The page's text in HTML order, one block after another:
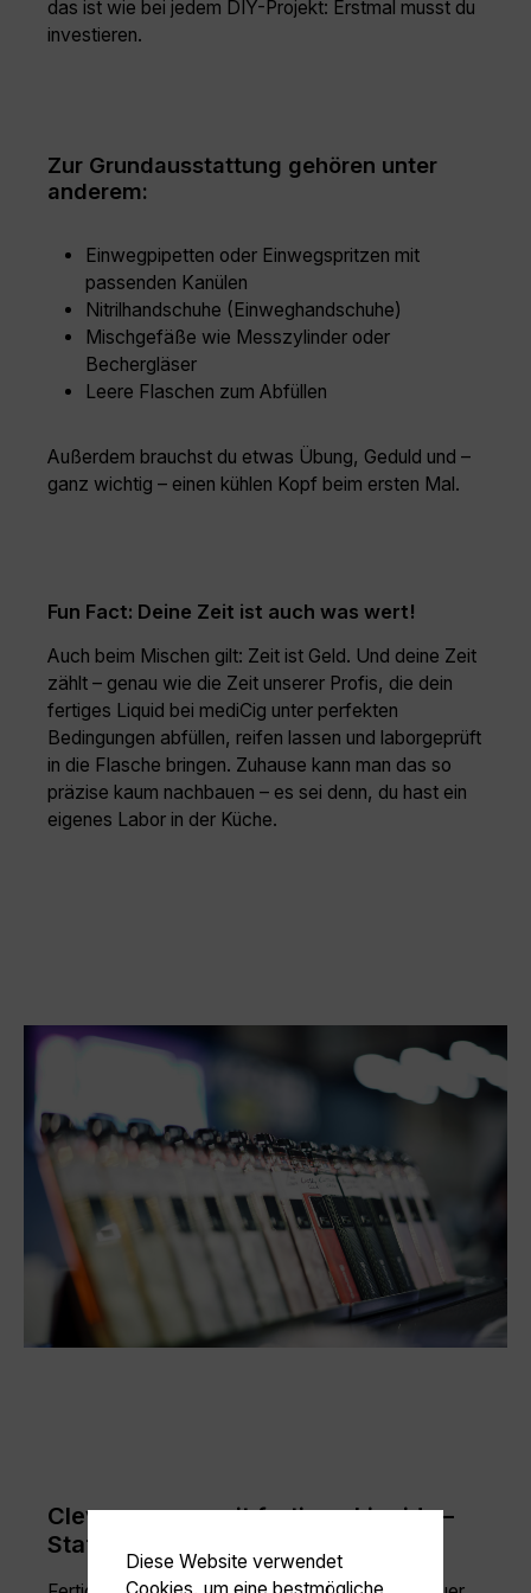
das ist wie bei jedem DIY-Projekt: Erstmal musst du
investieren.
Zur Grundausstattung gehören unter
anderem:
Einwegpipetten oder Einwegspritzen mit
passenden Kanülen
Nitrilhandschuhe (Einweghandschuhe)
Mischgefäße wie Messzylinder oder
Bechergläser
Leere Flaschen zum Abfüllen
Außerdem brauchst du etwas Übung, Geduld und –
ganz wichtig – einen kühlen Kopf beim ersten Mal.
Fun Fact: Deine Zeit ist auch was wert!
Auch beim Mischen gilt: Zeit ist Geld. Und deine Zeit
zählt – genau wie die Zeit unserer Profis, die dein
fertiges Liquid bei mediCig unter perfekten
Bedingungen abfüllen, reifen lassen und laborgeprüft
in die Flasche bringen. Zuhause kann man das so
präzise kaum nachbauen – es sei denn, du hast ein
eigenes Labor in der Küche.
Clever sparen mit fertigen Liquids –
Staffelpreise nutzen!
Diese Website verwendet
Cookies, um eine bestmögliche